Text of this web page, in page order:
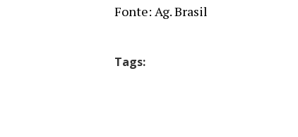
Fonte: Ag. Brasil
Tags: